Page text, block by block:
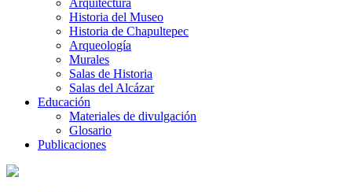
Arquitectura
Historia del Museo
Historia de Chapultepec
Arqueología
Murales
Salas de Historia
Salas del Alcázar
Educación
Materiales de divulgación
Glosario
Publicaciones